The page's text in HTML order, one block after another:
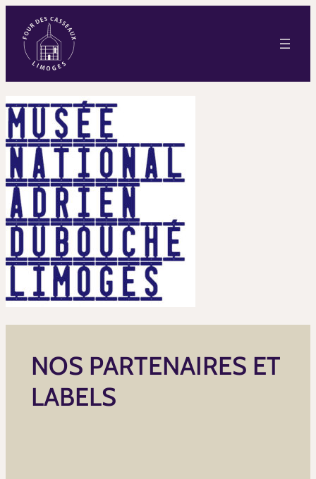
NOS PARTENAIRES ET
LABELS